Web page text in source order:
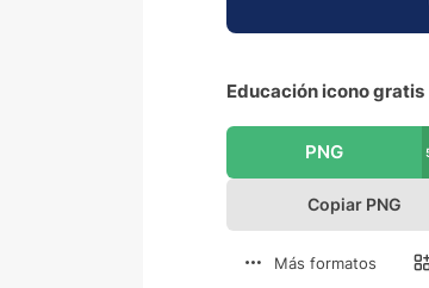
Educación icono gratis
PNG
Copiar PNG
Más formatos